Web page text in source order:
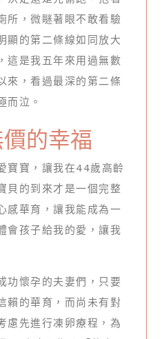
所，微瞇著眼不敢看驗
顯的第二條線如同放大
這是我五年來用過無數
來，看過最深的第二條
而泣。
的幸福
寶寶，讓我在44歲高齡
貝的到來才是一個完整
感華育，讓我能成為一
會孩子給我的愛，讓我
功懷孕的夫妻們，只要
賴的華育，而尚未有對
慮先進行凍卵療程，為